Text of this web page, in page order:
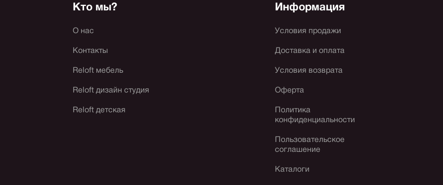
Кто мы?
О нас
Контакты
Reloft мебель
Reloft дизайн студия
Reloft детская
Информация
Условия продажи
Доставка и оплата
Условия возврата
Оферта
Политика
конфиденциальности
Пользовательское
соглашение
Каталоги